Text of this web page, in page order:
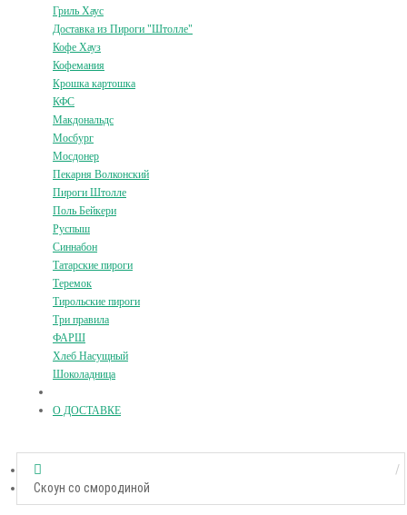
Гриль Хаус
Доставка из Пироги "Штолле"
Кофе Хауз
Кофемания
Крошка картошка
КФС
Макдональдс
Мосбург
Мосдонер
Пекарня Волконский
Пироги Штолле
Поль Бейкери
Руспыш
Синнабон
Татарские пироги
Теремок
Тирольские пироги
Три правила
ФАРШ
Хлеб Насущный
Шоколадница
О ДОСТАВКЕ
Скоун со смородиной